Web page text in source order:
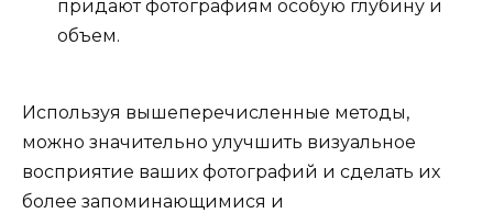
придают фотографиям особую глубину и
объем.
Используя вышеперечисленные методы,
можно значительно улучшить визуальное
восприятие ваших фотографий и сделать их
более запоминающимися и